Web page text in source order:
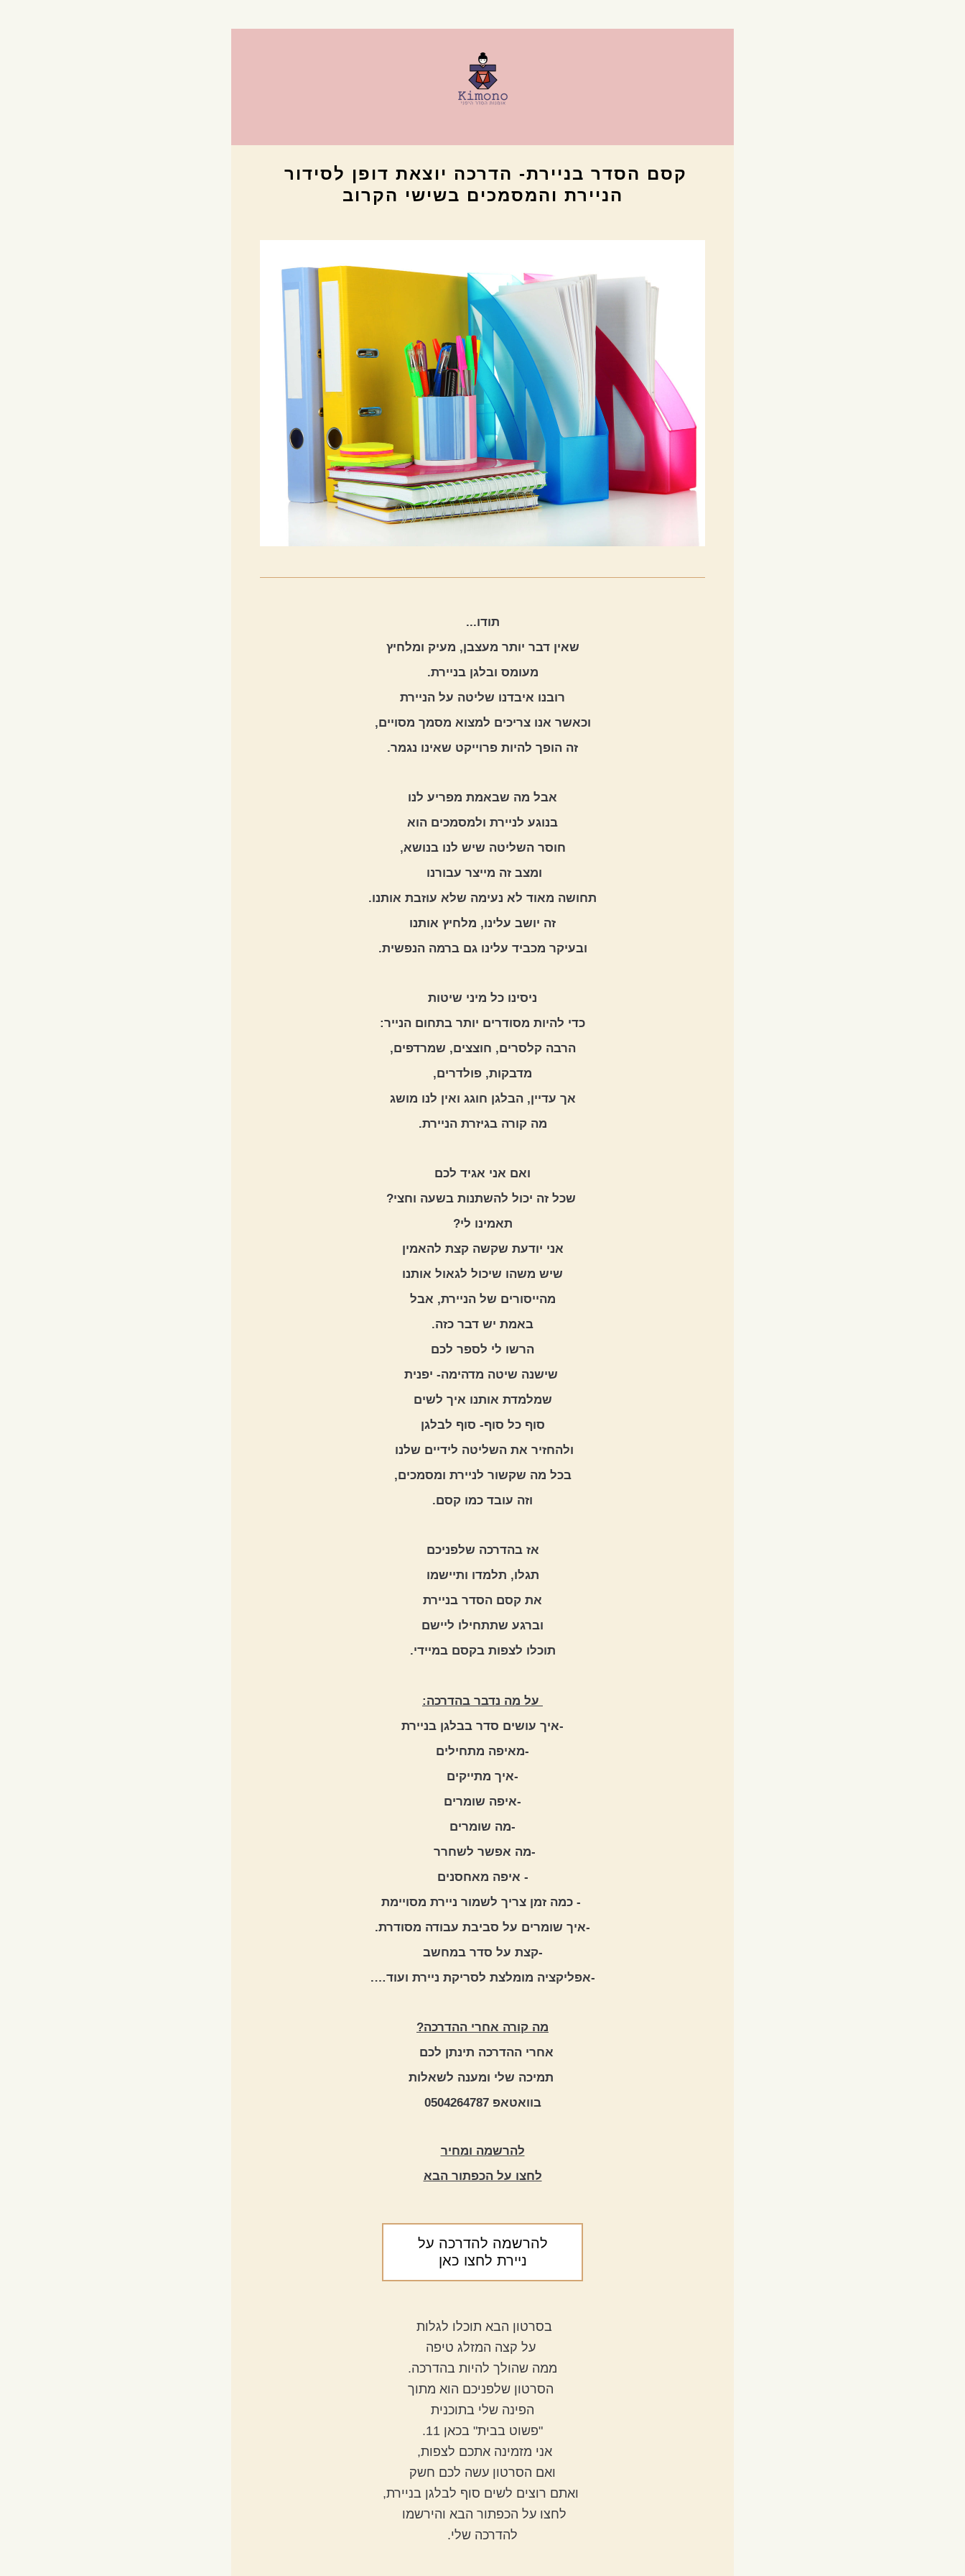
הניירת והמסמכים בשישי הקרוב
תודו...
שאין דבר יותר מעצבן, מעיק ומלחיץ
מעומס ובלגן בניירת.
רובנו איבדנו שליטה על הניירת
וכאשר אנו צריכים למצוא מסמך מסויים,
זה הופך להיות פרוייקט שאינו נגמר.
אבל מה שבאמת מפריע לנו
בנוגע לניירת ולמסמכים הוא
חוסר השליטה שיש לנו בנושא,
ומצב זה מייצר עבורנו
תחושה מאוד לא נעימה שלא עוזבת אותנו.
זה יושב עלינו, מלחיץ אותנו
ובעיקר מכביד עלינו גם ברמה הנפשית.
ניסינו כל מיני שיטות
כדי להיות מסודרים יותר בתחום הנייר:
הרבה קלסרים, חוצצים, שמרדפים,
מדבקות, פולדרים,
אך עדיין, הבלגן חוגג ואין לנו מושג
מה קורה בגיזרת הניירת.
ואם אני אגיד לכם
תאמינו לי?
אני יודעת שקשה קצת להאמין
שיש משהו שיכול לגאול אותנו
מהייסורים של הניירת, אבל
באמת יש דבר כזה.
הרשו לי לספר לכם
שמלמדת אותנו איך לשים
ולהחזיר את השליטה לידיים שלנו
בכל מה שקשור לניירת ומסמכים,
וזה עובד כמו קסם.
אז בהדרכה שלפניכם
תגלו, תלמדו ותיישמו
את קסם הסדר בניירת
וברגע שתתחילו ליישם
תוכלו לצפות בקסם במיידי.
-איך עושים סדר בבלגן בניירת
-מאיפה מתחילים
-איך מתייקים
-איפה שומרים
-מה שומרים
-מה אפשר לשחרר
- איפה מאחסנים
-איך שומרים על סביבת עבודה מסודרת.
-קצת על סדר במחשב
-אפליקציה מומלצת לסריקת ניירת ועוד….
מה קורה אחרי ההדרכה?
  אחרי ההדרכה תינתן לכם
בוואטאפ 0504264787
להרשמה ומחיר
לחצו על הכפתור הבא
להרשמה להדרכה על
ניירת לחצו כאן
בסרטון הבא תוכלו לגלות
ממה שהולך להיות בהדרכה.
"פשוט בבית" בכאן 11.
אני מזמינה אתכם לצפות,
ואם הסרטון עשה לכם חשק
לחצו על הכפתור הבא והירשמו
להדרכה שלי.